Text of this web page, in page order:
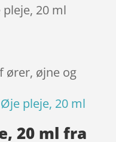
20 ml
ører, øjne og
pleje, 20 ml
20 ml fra